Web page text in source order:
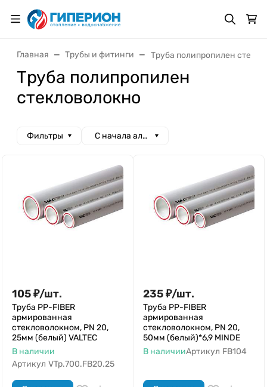
Главная Трубы и фитинги Труба полипропилен
Труба полипропилен
стекловолокно
Фильтры С начала алфавита
105₽/шт.
Труба РР-FIBER
армированная
стекловолокном, PN 20,
25мм (белый) VALTEC
В наличии
Артикул VTp.700.FB20.25
235₽/шт.
Труба РР-FIBER
армированная
стекловолокном, PN 20,
50мм (белый)*6,9 MINDE
В наличииАртикул FB104